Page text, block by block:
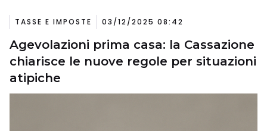
TASSE E IMPOSTE 03/12/2025 08:42
Agevolazioni prima casa: la Cassazione
chiarisce le nuove regole per situazioni
atipiche